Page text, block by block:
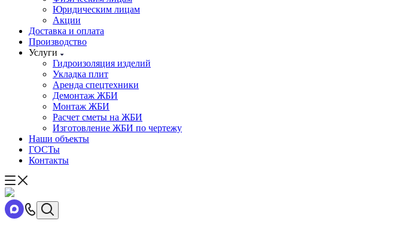
Юридическим лицам
Акции
Доставка и оплата
Производство
Услуги
Гидроизоляция изделий
Укладка плит
Аренда спецтехники
Демонтаж ЖБИ
Монтаж ЖБИ
Расчет сметы на ЖБИ
Изготовление ЖБИ по чертежу
Наши объекты
ГОСТы
Контакты